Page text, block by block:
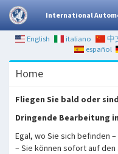
International
English italiano 中
español
Home
Fliegen Sie bald oder
Dringende Bearbeitung
Egal, wo Sie sich befinden
– Sie können sofort auf